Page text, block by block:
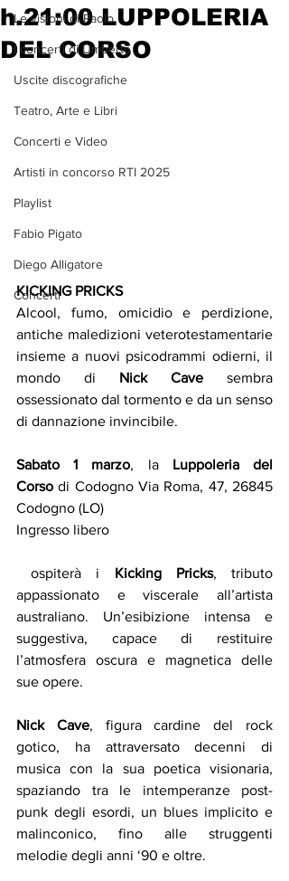
Le visioni di Paolo
I concerti di Umberto
Uscite discografiche
Teatro, Arte e Libri
Concerti e Video
Artisti in concorso RTI 2025
Playlist
Fabio Pigato
Diego Alligatore
Concerti
h.21:00 LUPPOLERIA
DEL CORSO
KICKING PRICKS
Alcool, fumo, omicidio e perdizione,
antiche maledizioni veterotestamentarie
insieme a nuovi psicodrammi odierni, il
mondo di Nick Cave sembra
ossessionato dal tormento e da un senso
di dannazione invincibile.
Sabato 1 marzo, la Luppoleria del
Corso di Codogno Via Roma, 47, 26845
Codogno (LO)
Ingresso libero
ospiterà i Kicking Pricks, tributo
appassionato e viscerale all’artista
australiano. Un’esibizione intensa e
suggestiva, capace di restituire
l’atmosfera oscura e magnetica delle
sue opere.
Nick Cave, figura cardine del rock
gotico, ha attraversato decenni di
musica con la sua poetica visionaria,
spaziando tra le intemperanze post-
punk degli esordi, un blues implicito e
malinconico, fino alle struggenti
melodie degli anni ‘90 e oltre.